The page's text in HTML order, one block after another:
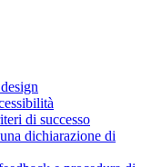
di successo
dichiarazione di